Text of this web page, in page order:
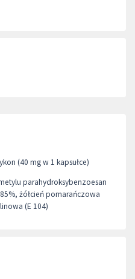
(40 mg w 1 kapsułce)
parahydroksybenzoesan
żółcień pomarańczowa
(E 104)